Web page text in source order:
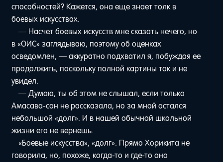
способностей? Кажется, она еще знает толк в
боевых искусствах.
— Насчет боевых искусств мне сказать нечего, но
в «ОИС» заглядываю, поэтому об оценках
осведомлен, — аккуратно подхватил я, побуждая ее
продолжить, поскольку полной картины так и не
увидел.
— Думаю, ты об этом не слышал, если только
Амасава-сан не рассказала, но за мной остался
небольшой «долг». И в нашей обычной школьной
жизни его не вернешь.
«Боевые искусства», «долг». Прямо Хорикита не
говорила, но, похоже, когда-то и где-то она